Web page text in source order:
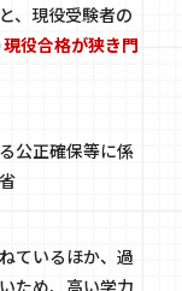
、現役受験者の
現役合格が狭き門
公正確保等に係
ているほか、過
ため、高い学力